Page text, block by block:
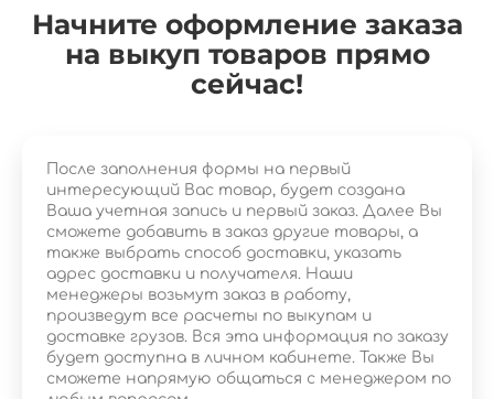
Начните оформление заказа
на выкуп товаров прямо
сейчас!
После заполнения формы на первый
интересующий Вас товар, будет создана
Ваша учетная запись и первый заказ. Далее Вы
сможете добавить в заказ другие товары, а
также выбрать способ доставки, указать
адрес доставки и получателя. Наши
менеджеры возьмут заказ в работу,
произведут все расчеты по выкупам и
доставке грузов. Вся эта информация по заказу
будет доступна в личном кабинете. Также Вы
сможете напрямую общаться с менеджером по